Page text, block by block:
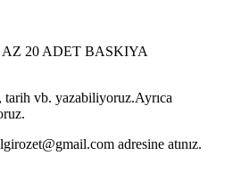
20 ADET BASKIYA
vb. yazabiliyoruz.Ayrıca
adresine atınız.